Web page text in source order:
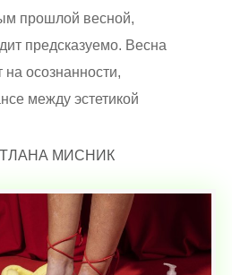
прошлой весной,
предсказуемо. Весна
на осознанности,
между эстетикой
МИСНИК